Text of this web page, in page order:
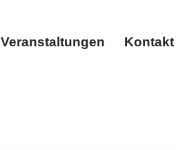
Veranstaltungen Kontakt